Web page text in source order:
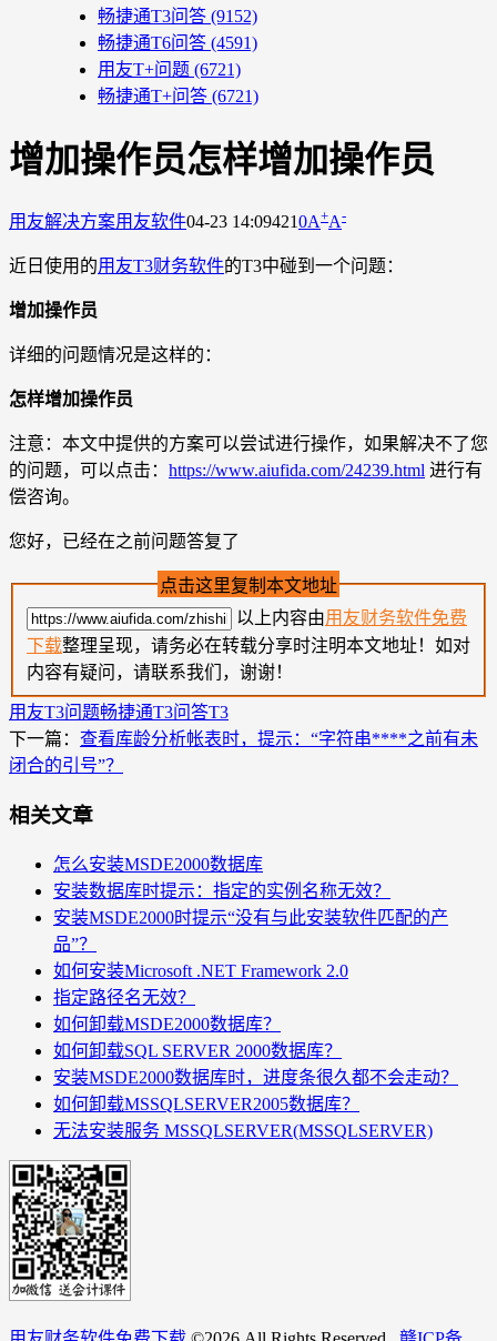
畅捷通T3问答 (9152)
畅捷通T6问答 (4591)
用友T+问题 (6721)
畅捷通T+问答 (6721)
增加操作员怎样增加操作员
用友解决方案用友软件04-23 14:094210A+A-
近日使用的用友T3财务软件的T3中碰到一个问题：
增加操作员
详细的问题情况是这样的：
怎样增加操作员
注意：本文中提供的方案可以尝试进行操作，如果解决不了您
的问题，可以点击： https://www.aiufida.com/24239.html 进行有
偿咨询。
您好，已经在之前问题答复了
点击这里复制本文地址
以上内容由用友财务软件免费
下载整理呈现，请务必在转载分享时注明本文地址！如对
内容有疑问，请联系我们，谢谢！
用友T3问题畅捷通T3问答T3
下一篇： 查看库龄分析帐表时，提示：“字符串****之前有未
闭合的引号”？
相关文章
怎么安装MSDE2000数据库
安装数据库时提示：指定的实例名称无效？
安装MSDE2000时提示“没有与此安装软件匹配的产
品”？
如何安装Microsoft .NET Framework 2.0
指定路径名无效？
如何卸载MSDE2000数据库？
如何卸载SQL SERVER 2000数据库？
安装MSDE2000数据库时，进度条很久都不会走动？
如何卸载MSSQLSERVER2005数据库？
无法安装服务 MSSQLSERVER(MSSQLSERVER)